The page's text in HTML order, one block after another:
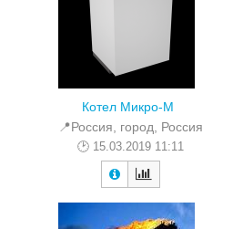
Котел Микро-М
📍Россия, город, Россия
15.03.2019 11:11